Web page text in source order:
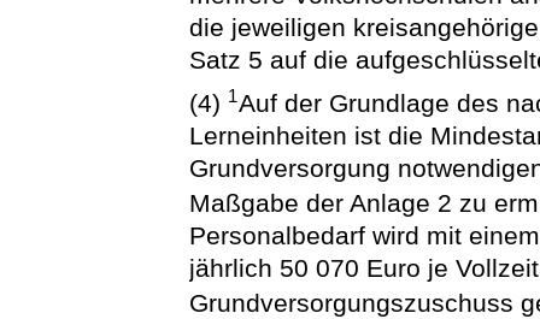
die jeweiligen
Satz 5 auf die
(4) 1Auf der Grundlage des
Lerneinheiten ist die
Grundversorgung
Maßgabe der Anlage 2 zu
Personalbedarf wird mit
jährlich 50 070 Euro je
Grundversorgungszuschuss